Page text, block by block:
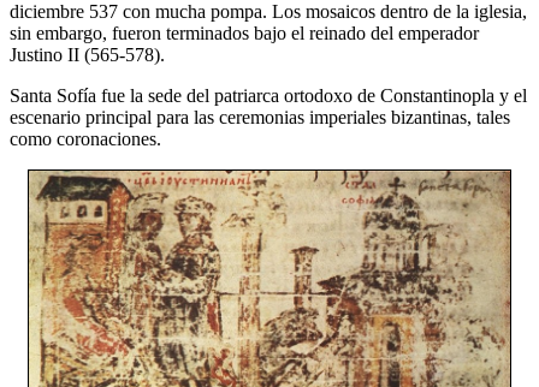
diciembre 537 con mucha pompa. Los mosaicos dentro de la iglesia,
sin embargo, fueron terminados bajo el reinado del emperador
Justino II (565-578).
Santa Sofía fue la sede del patriarca ortodoxo de Constantinopla y el
escenario principal para las ceremonias imperiales bizantinas, tales
como coronaciones.